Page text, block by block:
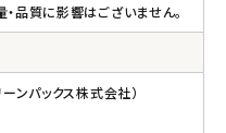
品質に影響はございません。
ンパックス株式会社）